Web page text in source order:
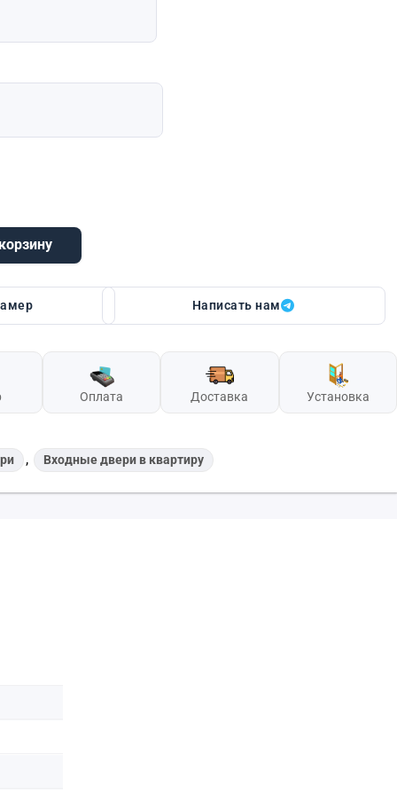
Vesta (серебро, букле черный)
Написать нам
Оплата Доставка Установка
, Входные двери в квартиру